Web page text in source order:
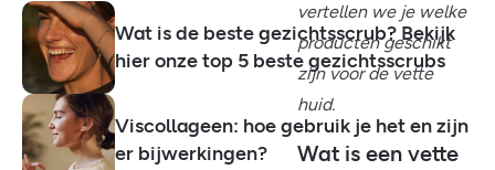
vertellen we je welke
producten geschikt
zijn voor de vette
huid.
Wat is een vette
Wat is de beste gezichtsscrub? Bekijk
hier onze top 5 beste gezichtsscrubs
Viscollageen: hoe gebruik je het en zijn
er bijwerkingen?